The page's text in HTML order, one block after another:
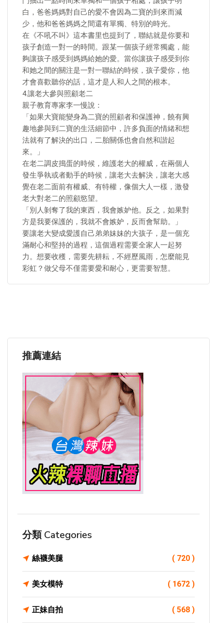
白，爸爸媽媽對自己的愛不會因為二寶的到來而減
少，他和爸爸媽媽之間還有單獨、特別的時光。
在《不吼不叫》這本書里也提到了，聯結就是你要和
孩子創造一對一的時間。跟某一個孩子經常獨處，能
夠讓孩子感受到媽媽給她的愛。當你讓孩子感受到你
和她之間的關注是一對一聯結的時候，孩子愛你，他
才會喜歡聽你的話，這才是人和人之間的根本。
4.讓老大參與照顧老二
親子教育專家李一慢說：
「如果大寶能變身為二寶的照顧者和保護神，饒有興
趣地參與到二寶的生活細節中，許多負面的情緒和想
法就有了解決的出口，二胎關係也會自然和諧起
來。」
在老二調皮搗蛋的時候，維護老大的權威，在兩個人
發生爭執或者動手的時候，讓老大去解決，讓老大感
覺在老二面前有權威、有特權，像個大人一樣，激發
老大對老二的照顧慾望。
「別人剝奪了我的東西，我會嫉妒他。反之，如果對
方是我要保護的，我就不會嫉妒，反而會幫助。」
要讓老大變成愛護自己弟弟妹妹的大孩子，是一個充
滿耐心和堅持的過程，這個過程需要全家人一起努
力。想要收穫，需要先耕耘，不經歷風雨，怎麼能見
彩虹？做父母不僅需要愛和耐心，更需要智慧。
推薦連結
分類 Categories
絲襪美腿 ( 720 )
美女模特 ( 1672 )
正妹自拍 ( 568 )